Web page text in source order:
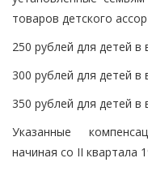
товаров детского
250 рублей для детей в
300 рублей для детей в
350 рублей для детей в
Указанные
начиная со II квартала